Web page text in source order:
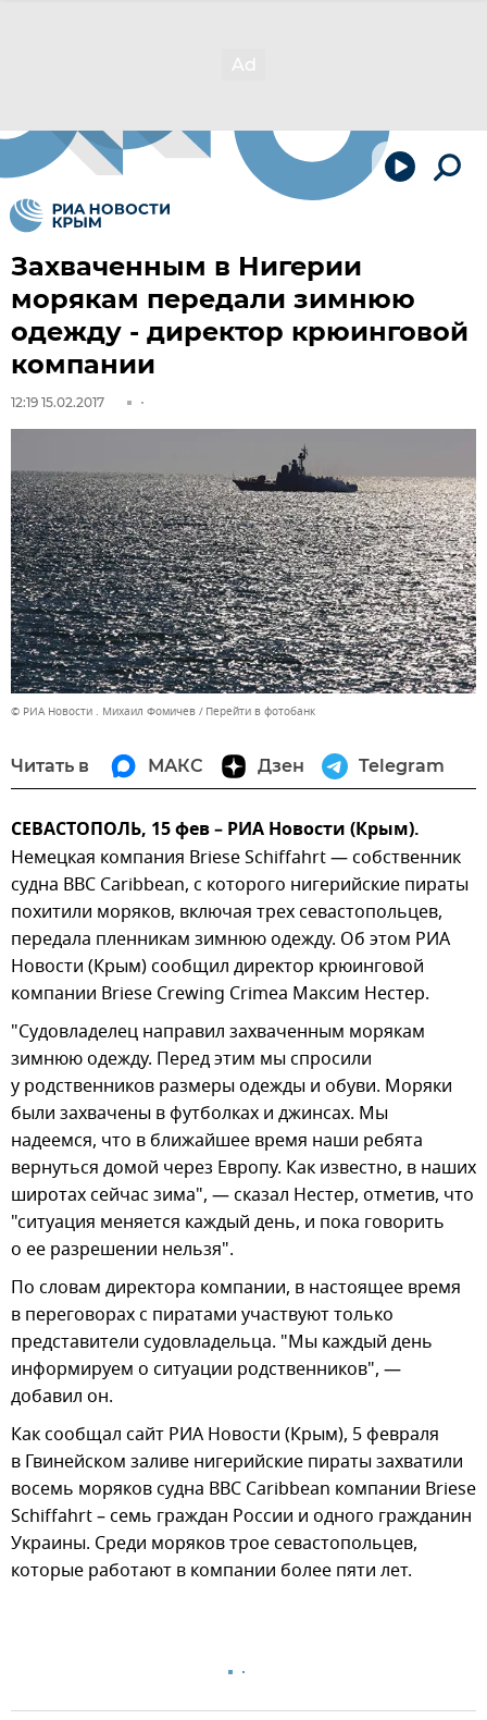
Захваченным в Нигерии
морякам передали зимнюю
одежду - директор крюинговой
компании
12:19 15.02.2017
© РИА Новости . Михаил Фомичев Перейти в фотобанк
Читать в МАКС Дзен Telegram
СЕВАСТОПОЛЬ, 15 фев – РИА Новости (Крым).
Немецкая компания Briese Schiffahrt — собственник
судна BBC Caribbean, с которого нигерийские пираты
похитили моряков, включая трех севастопольцев,
передала пленникам зимнюю одежду. Об этом РИА
Новости (Крым) сообщил директор крюинговой
компании Briese Crewing Crimea Максим Нестер.
"Судовладелец направил захваченным морякам
зимнюю одежду. Перед этим мы спросили
у родственников размеры одежды и обуви. Моряки
были захвачены в футболках и джинсах. Мы
надеемся, что в ближайшее время наши ребята
вернуться домой через Европу. Как известно, в наших
широтах сейчас зима", — сказал Нестер, отметив, что
"ситуация меняется каждый день, и пока говорить
о ее разрешении нельзя".
По словам директора компании, в настоящее время
в переговорах с пиратами участвуют только
представители судовладельца. "Мы каждый день
информируем о ситуации родственников", —
добавил он.
Как сообщал сайт РИА Новости (Крым), 5 февраля
в Гвинейском заливе нигерийские пираты захватили
восемь моряков судна BBC Caribbean компании Briese
Schiffahrt – семь граждан России и одного гражданин
Украины. Среди моряков трое севастопольцев,
которые работают в компании более пяти лет.